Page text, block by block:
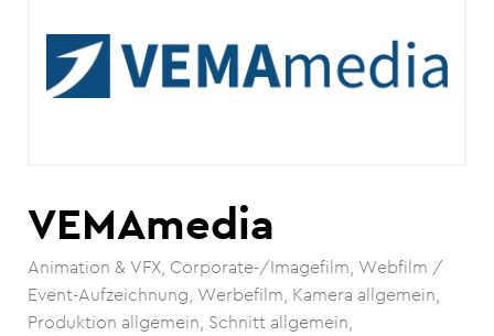
VEMAmedia
Animation & VFX Corporate-/Imagefilm Webfilm /
Event-Aufzeichnung Werbefilm Kamera allgemein
Produktion allgemein Schnitt allgemein